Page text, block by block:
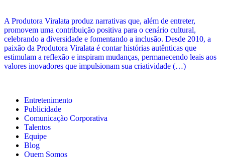
A Produtora Viralata produz narrativas que, além de entreter,
promovem uma contribuição positiva para o cenário cultural,
celebrando a diversidade e fomentando a inclusão. Desde 2010, a
paixão da Produtora Viralata é contar histórias autênticas que
estimulam a reflexão e inspiram mudanças, permanecendo leais aos
valores inovadores que impulsionam sua criatividade (…)
Entretenimento
Publicidade
Comunicação Corporativa
Talentos
Equipe
Blog
Quem Somos